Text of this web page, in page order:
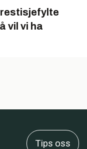
vil vi ha
Tips oss